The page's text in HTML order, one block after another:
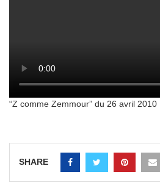
“Z comme Zemmour” du 26 avril 2010
SHARE